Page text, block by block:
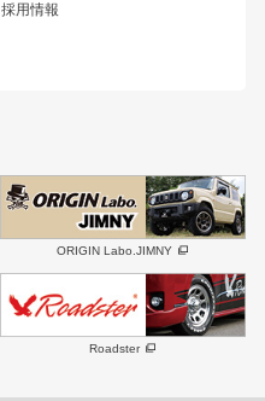
採用情報
三菱
デリカ D:5
汎用
まつど家 鉄漢
リアゲート
メンテナンスパーツ
DAYTONA-RS NEO
ORIGIN Labo.JIMNY
Roadster